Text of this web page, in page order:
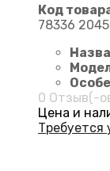
Код
78336
0 Отзыв(-
Цена и
Требуется